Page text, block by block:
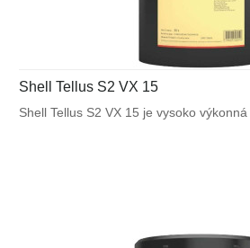
Shell Tellus S2 VX 15
Shell Tellus S2 VX 15 je vysoko